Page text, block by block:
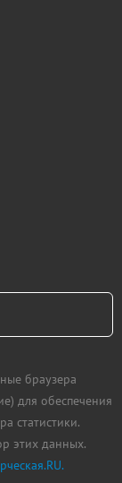
браузера
для обеспечения
статистики.
этих данных.